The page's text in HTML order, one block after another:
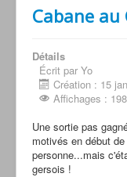
Cabane au
Détails
Écrit par Yo
Création : 15
Affichages :
Une sortie pas
motivés en début
personne...mais
gersois !